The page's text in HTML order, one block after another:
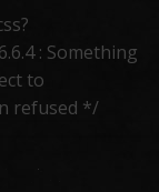
: Something
to
refused */